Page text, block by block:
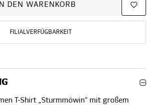
IN DEN WARENKORB
FILIALVERFÜGBARKEIT
T-Shirt „Sturmmöwin“ mit großem